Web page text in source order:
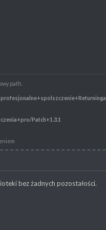
path.
Patch+1.3.1
bez żadnych pozostałości.